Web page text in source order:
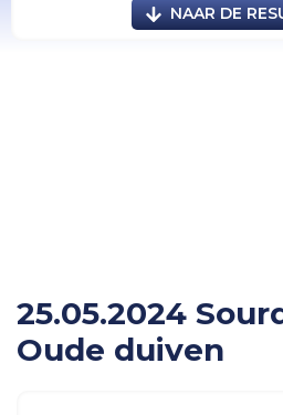
NAAR DE
25.05.2024
Oude duiven